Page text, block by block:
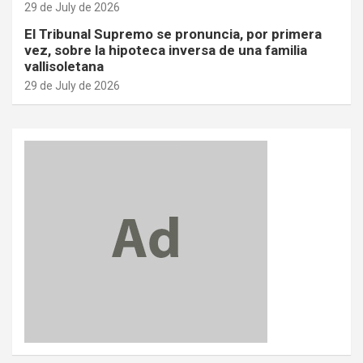
29 de July de 2026
El Tribunal Supremo se pronuncia, por primera
vez, sobre la hipoteca inversa de una familia
vallisoletana
29 de July de 2026